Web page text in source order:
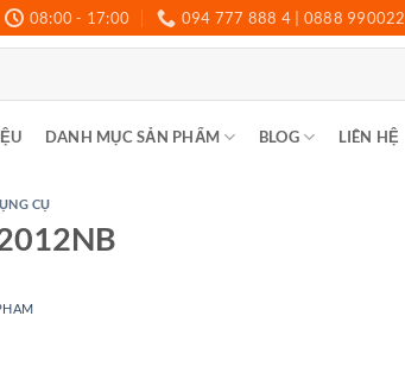
08:00 - 17:00 094 777 888 4 | 0888 990022
DANH MỤC SẢN PHẨM BLOG LIÊN HỆ
CỤ